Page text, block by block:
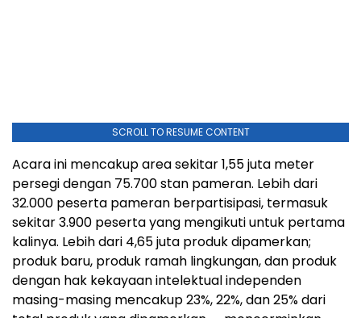
SCROLL TO RESUME CONTENT
Acara ini mencakup area sekitar 1,55 juta meter
persegi dengan 75.700 stan pameran. Lebih dari
32.000 peserta pameran berpartisipasi, termasuk
sekitar 3.900 peserta yang mengikuti untuk pertama
kalinya. Lebih dari 4,65 juta produk dipamerkan;
produk baru, produk ramah lingkungan, dan produk
dengan hak kekayaan intelektual independen
masing-masing mencakup 23%, 22%, dan 25% dari